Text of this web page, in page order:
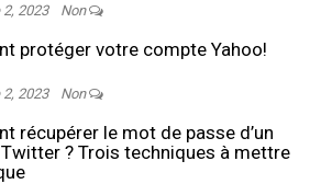
2023 Non
protéger votre compte Yahoo!
2023 Non
récupérer le mot de passe d’un
? Trois techniques à mettre